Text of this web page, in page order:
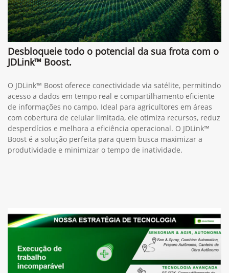
Desbloqueie todo o potencial da sua frota com o
JDLink™ Boost.
O JDLink™ Boost oferece conectividade via satélite, permitindo
acesso a dados em tempo real e compartilhamento eficiente
de informações no campo. Ideal para agricultores em áreas
com cobertura de celular limitada, ele otimiza recursos, reduz
desperdícios e melhora a eficiência operacional. O JDLink™
Boost é a solução perfeita para quem busca maximizar a
produtividade e minimizar o tempo de inatividade.